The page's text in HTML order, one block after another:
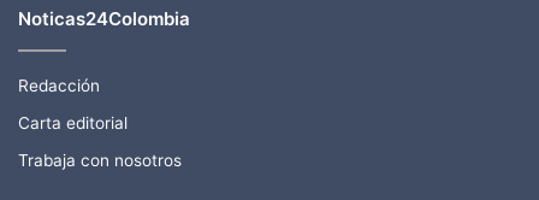
Noticas24Colombia
Redacción
Carta editorial
Trabaja con nosotros